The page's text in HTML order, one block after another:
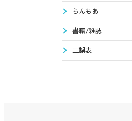
らんもあ
書籍/雑誌
正誤表